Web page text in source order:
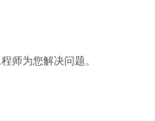
师为您解决问题。